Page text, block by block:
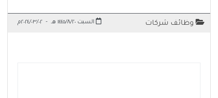
وظائف شركات السبت ١٤٤٥/٨/٢٠ هـ - ٢٠٢٤/٠٣/٠٢م